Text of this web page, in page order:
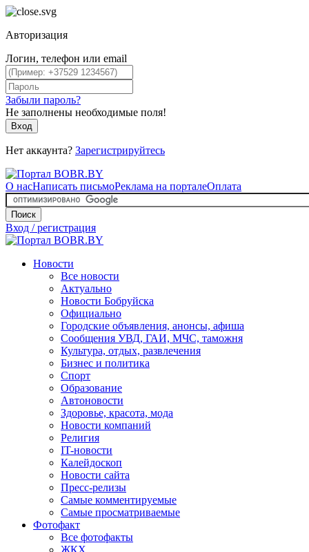
Авторизация
Логин, телефон или email
Забыли пароль?
Не заполнены необходимые поля!
Вход
Нет аккаунта? Зарегистрируйтесь
О насНаписать письмоРеклама на порталеОплата
Поиск
Вход / регистрация
Новости
Все новости
Актуально
Новости Бобруйска
Официально
Городские объявления, анонсы, афиша
Сообщения УВД, ГАИ, МЧС, таможня
Культура, отдых, развлечения
Бизнес и политика
Спорт
Образование
Автоновости
Здоровье, красота, мода
Новости компаний
Религия
IT-новости
Калейдоскоп
Новости сайта
Пресс-релизы
Самые комментируемые
Самые просматриваемые
Фотофакт
Все фотофакты
ЖКХ